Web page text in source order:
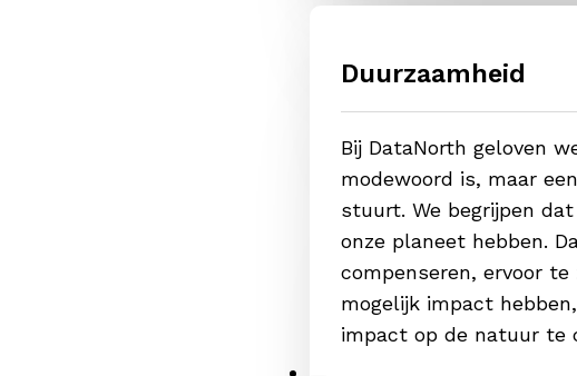
Duurzaamheid
Bij DataNorth geloven
modewoord is, maar
stuurt. We begrijpen
onze planeet hebben.
compenseren, ervoor
mogelijk impact
impact op de natuur te